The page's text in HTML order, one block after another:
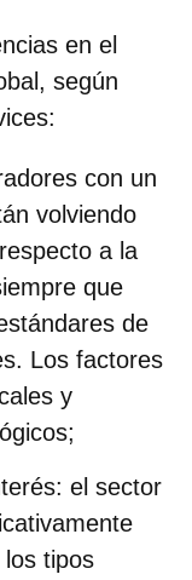
en el
según
con un
volviendo
a la
que
de
Los factores
y
: el sector
tipos